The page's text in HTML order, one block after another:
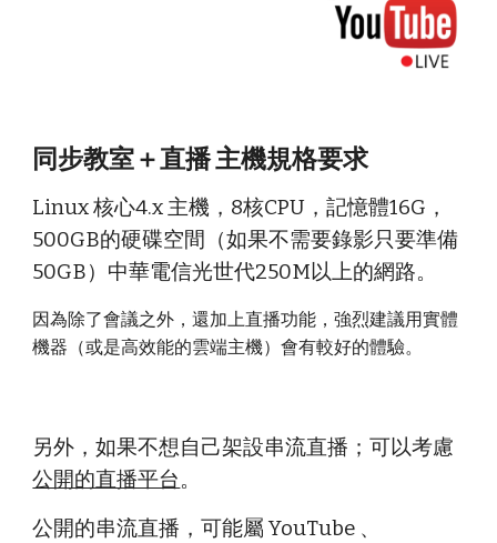
同步教室＋直播 主機規格要求
Linux 核心4.x 主機，8核CPU，記憶體16G，
500GB的硬碟空間（如果不需要錄影只要準備
50GB）中華電信光世代250M以上的網路。
因為除了會議之外，還加上直播功能，強烈建議用實體
機器（或是高效能的雲端主機）會有較好的體驗。
另外，如果不想自己架設串流直播；可以考慮
公開的直播平台。
公開的串流直播，可能屬 YouTube 、